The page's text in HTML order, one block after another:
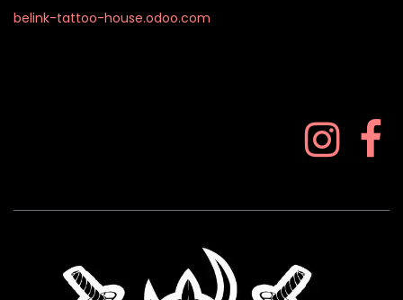
belink-tattoo-house.odoo.com